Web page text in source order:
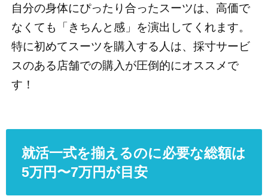
自分の身体にぴったり合ったスーツは、高価で
なくても「きちんと感」を演出してくれます。
特に初めてスーツを購入する人は、採寸サービ
スのある店舗での購入が圧倒的にオススメで
す！
就活一式を揃えるのに必要な総額は
5万円〜7万円が目安